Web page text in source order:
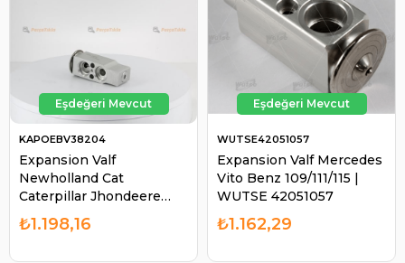
Expansion Valf
Newholland Cat
Caterpillar Jhondeere
Case Hitachi İş Makinası
20 Ton Doosan Komatsu
KAPOEBV38204
₺1.198,16
Expansion Valf Mercedes
Vito Benz 109/111/115 |
WUTSE 42051057
WUTSE42051057
₺1.162,29